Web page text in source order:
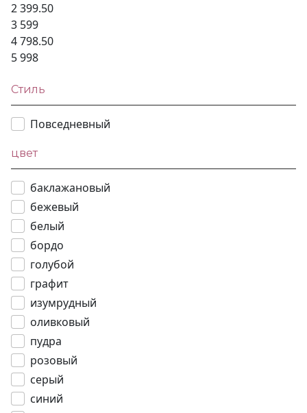
2 399.50
3 599
4 798.50
5 998
Стиль
Повседневный
цвет
баклажановый
бежевый
белый
бордо
голубой
графит
изумрудный
оливковый
пудра
розовый
серый
синий